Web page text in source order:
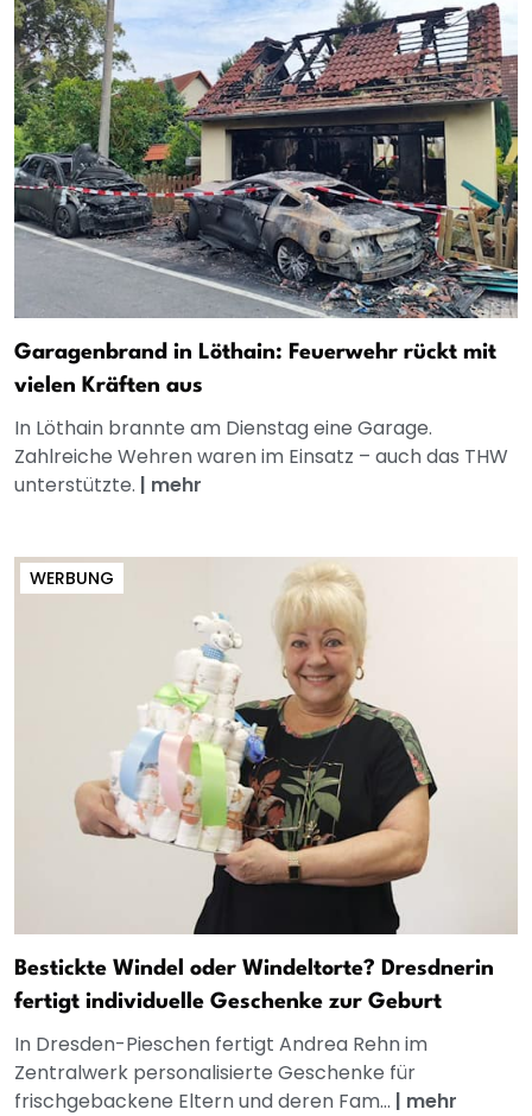
Garagenbrand in Löthain: Feuerwehr rückt mit
vielen Kräften aus
In Löthain brannte am Dienstag eine Garage.
Zahlreiche Wehren waren im Einsatz – auch das THW
unterstützte. | mehr
WERBUNG
Bestickte Windel oder Windeltorte? Dresdnerin
fertigt individuelle Geschenke zur Geburt
In Dresden-Pieschen fertigt Andrea Rehn im
Zentralwerk personalisierte Geschenke für
frischgebackene Eltern und deren Fam... | mehr